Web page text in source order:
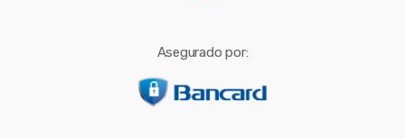
Asegurado por: